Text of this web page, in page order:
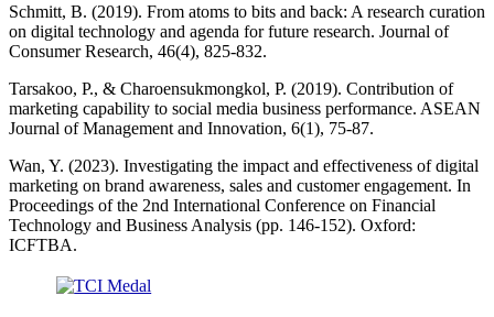
Schmitt, B. (2019). From atoms to bits and back: A research curation
on digital technology and agenda for future research. Journal of
Consumer Research, 46(4), 825-832.
Tarsakoo, P., & Charoensukmongkol, P. (2019). Contribution of
marketing capability to social media business performance. ASEAN
Journal of Management and Innovation, 6(1), 75-87.
Wan, Y. (2023). Investigating the impact and effectiveness of digital
marketing on brand awareness, sales and customer engagement. In
Proceedings of the 2nd International Conference on Financial
Technology and Business Analysis (pp. 146-152). Oxford:
ICFTBA.